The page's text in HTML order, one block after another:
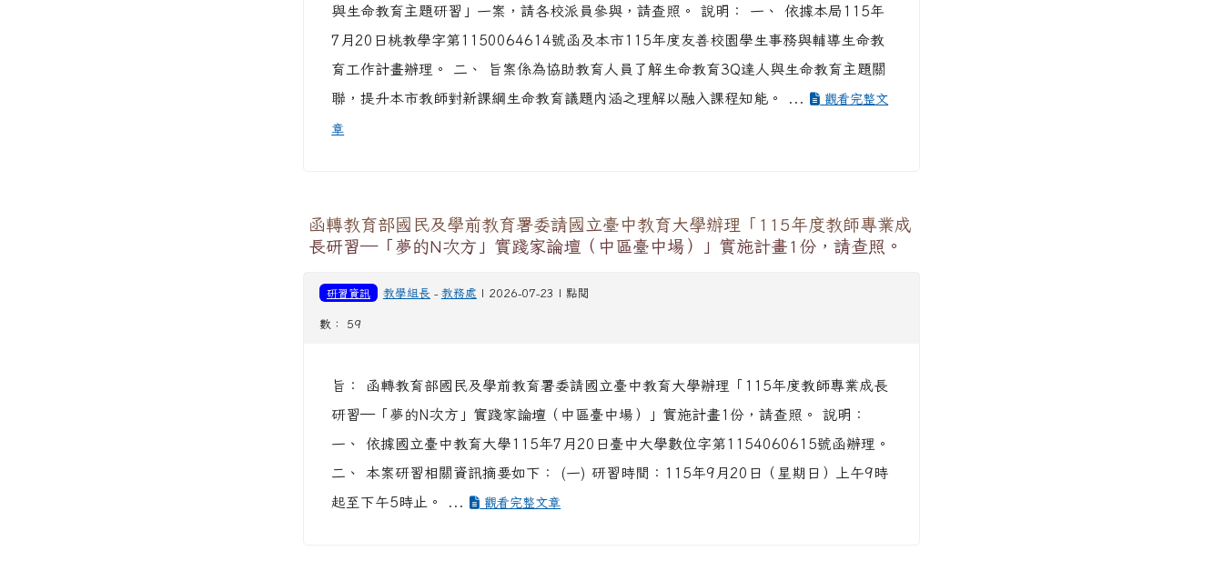
與生命教育主題研習」一案，請各校派員參與，請查照。 說明： 一、 依據本局115年
7月20日桃教學字第1150064614號函及本市115年度友善校園學生事務與輔導生命教
育工作計畫辦理。 二、 旨案係為協助教育人員了解生命教育3Q達人與生命教育主題關
聯，提升本市教師對新課綱生命教育議題內涵之理解以融入課程知能。 ...
觀看完整文
章
函轉教育部國民及學前教育署委請國立臺中教育大學辦理「115年度教師專業成
長研習—「夢的N次方」實踐家論壇（中區臺中場）」實施計畫1份，請查照。
研習資訊 教學組長 - 教務處 | 2026-07-23 | 點閱
數： 59
旨： 函轉教育部國民及學前教育署委請國立臺中教育大學辦理「115年度教師專業成長
研習—「夢的N次方」實踐家論壇（中區臺中場）」實施計畫1份，請查照。 說明：
一、 依據國立臺中教育大學115年7月20日臺中大學數位字第1154060615號函辦理。
二、 本案研習相關資訊摘要如下： (一) 研習時間：115年9月20日（星期日）上午9時
起至下午5時止。 ...
觀看完整文章